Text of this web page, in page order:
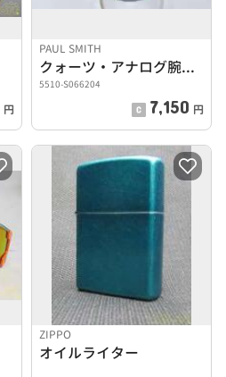
円
PAUL SMITH
クォーツ・アナログ腕時計
5510-S066204
7,150 円
ZIPPO
オイルライター